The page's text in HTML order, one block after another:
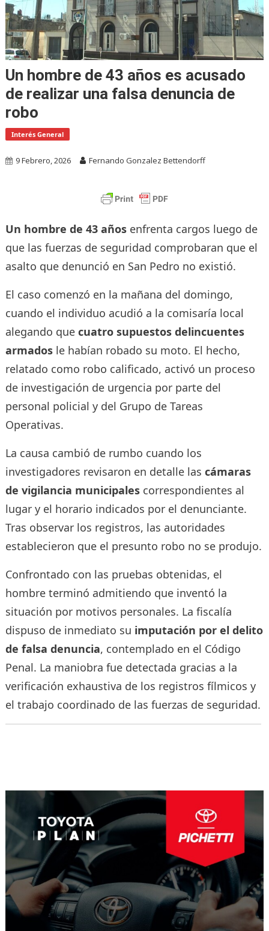
Un hombre de 43 años es acusado
de realizar una falsa denuncia de
robo
Interés General
9 Febrero, 2026 Fernando Gonzalez Bettendorff
Un hombre de 43 añosenfrenta cargos luego de
que las fuerzas de seguridad comprobaran que el
asalto que denunció en San Pedro no existió.
El caso comenzó en la mañana del domingo,
cuando el individuo acudió a la comisaría local
alegando que cuatro supuestos delincuentes
armadosle habían robado su moto. El hecho,
relatado como robo calificado, activó un proceso
de investigación de urgencia por parte del
personal policial y del Grupo de Tareas
Operativas.
La causa cambió de rumbo cuando los
investigadores revisaron en detalle las cámaras
de vigilancia municipalescorrespondientes al
lugar y el horario indicados por el denunciante.
Tras observar los registros, las autoridades
establecieron que el presunto robo no se produjo.
Confrontado con las pruebas obtenidas, el
hombre terminó admitiendo que inventó la
situación por motivos personales. La fiscalía
dispuso de inmediato su imputación por el delito
de falsa denuncia, contemplado en el Código
Penal. La maniobra fue detectada gracias a la
verificación exhaustiva de los registros fílmicos y
el trabajo coordinado de las fuerzas de seguridad.
entradas